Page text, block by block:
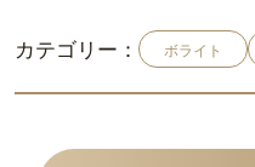
カテゴリー： ボライト